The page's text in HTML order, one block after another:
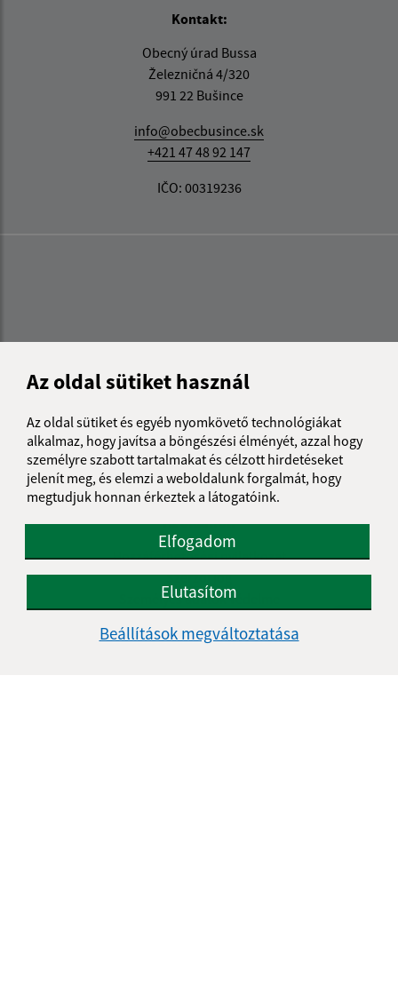
Az oldal sütiket használ
Az oldal sütiket és egyéb nyomkövető technológiákat
alkalmaz, hogy javítsa a böngészési élményét, azzal hogy
személyre szabott tartalmakat és célzott hirdetéseket
jelenít meg, és elemzi a weboldalunk forgalmát, hogy
megtudjuk honnan érkeztek a látogatóink.
Elfogadom
Elutasítom
Beállítások megváltoztatása
Kontakt:
Obecný úrad Bussa
Železničná 4/320
991 22 Bušince
info@obecbusince.sk
+421 47 48 92 147
IČO: 00319236
Az oldalról:
Hozzáférhetőségi nyilatkozat
Szerzői jog
Személyes adatok védelme
Navigáció: